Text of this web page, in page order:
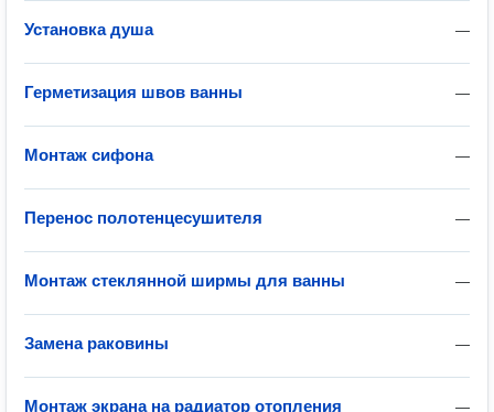
—
Установка душа
—
Герметизация швов ванны
—
Монтаж сифона
—
Перенос полотенцесушителя
—
Монтаж стеклянной ширмы для ванны
—
Замена раковины
—
Монтаж экрана на радиатор отопления